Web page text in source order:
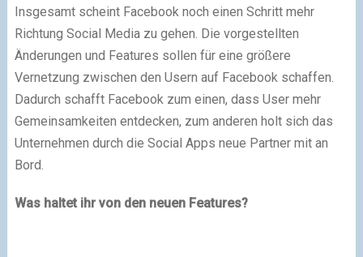
Insgesamt scheint Facebook noch einen Schritt mehr
Richtung Social Media zu gehen. Die vorgestellten
Änderungen und Features sollen für eine größere
Vernetzung zwischen den Usern auf Facebook schaffen.
Dadurch schafft Facebook zum einen, dass User mehr
Gemeinsamkeiten entdecken, zum anderen holt sich das
Unternehmen durch die Social Apps neue Partner mit an
Bord.
Was haltet ihr von den neuen Features?